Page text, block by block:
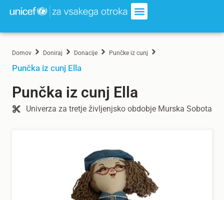
Domov Doniraj Donacije Punčke iz cunj
Punčka iz cunj Ella
Punčka iz cunj Ella
Univerza za tretje življenjsko obdobje Murska Sobota